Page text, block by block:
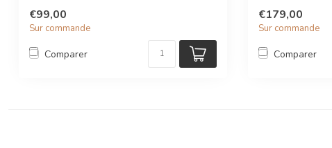
€99,00
Sur commande
Comparer
€179,00
Sur commande
Comparer